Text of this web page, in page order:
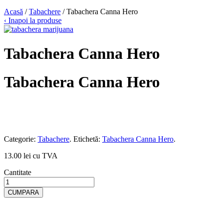
Acasă /Tabachere / Tabachera Canna Hero
‹ Inapoi la produse
Tabachera Canna Hero
Tabachera Canna Hero
Categorie: Tabachere. Etichetă: Tabachera Canna Hero.
13.00 lei cu TVA
Cantitate
CUMPARA